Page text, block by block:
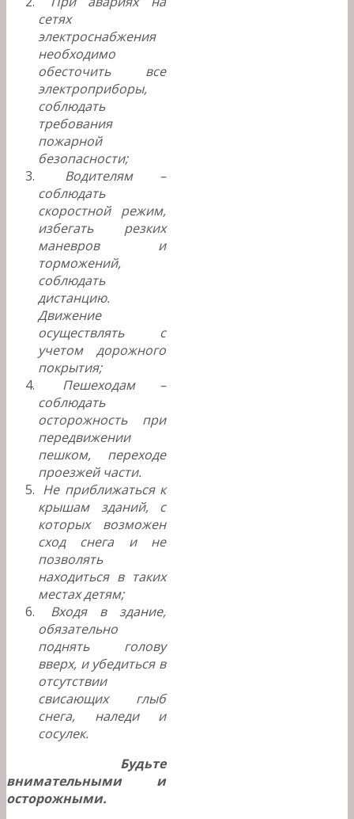
сетях
электроснабжения
необходимо
обесточить все
электроприборы,
соблюдать
требования
пожарной
безопасности;
Водителям –
соблюдать
скоростной режим,
избегать резких
маневров и
торможений,
соблюдать
дистанцию.
Движение
осуществлять с
учетом дорожного
покрытия;
Пешеходам –
соблюдать
осторожность при
передвижении
пешком, переходе
проезжей части.
Не приближаться к
крышам зданий, с
которых возможен
сход снега и не
позволять
находиться в таких
местах детям;
Входя в здание,
обязательно
поднять голову
вверх, и убедиться в
отсутствии
свисающих глыб
снега, наледи и
сосулек.
Будьте
внимательными и
осторожными.